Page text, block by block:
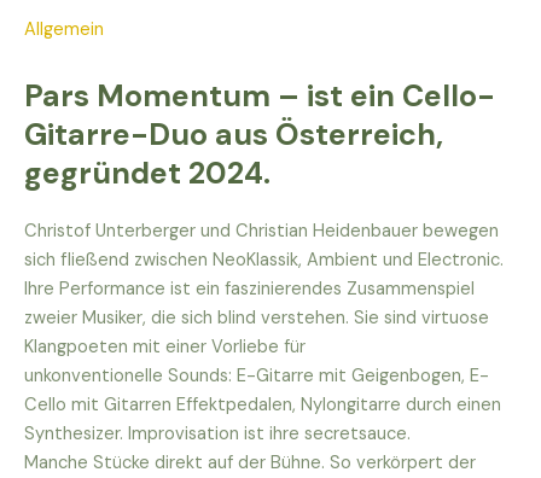
Allgemein
Pars Momentum – ist ein Cello-
Gitarre-Duo aus Österreich,
gegründet 2024.
Christof Unterberger und Christian Heidenbauer bewegen
sich fließend zwischen NeoKlassik, Ambient und Electronic.
Ihre Performance ist ein faszinierendes Zusammenspiel
zweier Musiker, die sich blind verstehen. Sie sind virtuose
Klangpoeten mit einer Vorliebe für
unkonventionelle Sounds: E-Gitarre mit Geigenbogen, E-
Cello mit Gitarren Effektpedalen, Nylongitarre durch einen
Synthesizer. Improvisation ist ihre secretsauce.
Manche Stücke direkt auf der Bühne. So verkörpert der